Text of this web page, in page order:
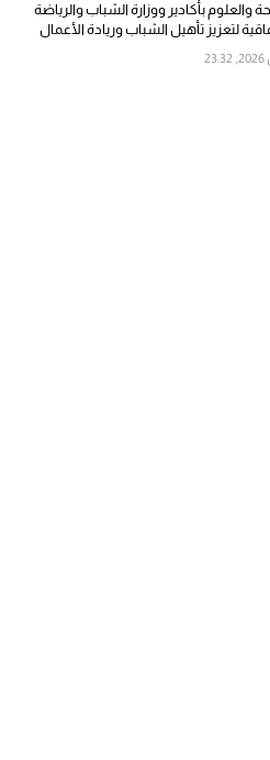
والعلوم بأكادير ووزارة الشباب والرياضة
لتعزيز تأهيل الشباب وريادة الأعمال